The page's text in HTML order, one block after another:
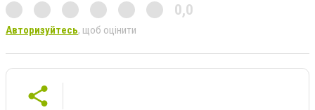
0,0
Авторизуйтесь, щоб оцінити